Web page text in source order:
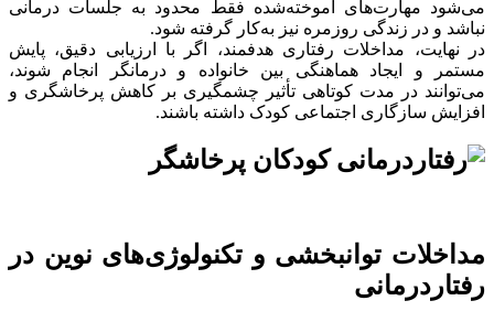
می‌شود مهارت‌های آموخته‌شده فقط محدود به جلسات درمانی
نباشد و در زندگی روزمره نیز به‌کار گرفته شود.
در نهایت، مداخلات رفتاری هدفمند، اگر با ارزیابی دقیق، پایش
مستمر و ایجاد هماهنگی بین خانواده و درمانگر انجام شوند،
می‌توانند در مدت کوتاهی تأثیر چشمگیری بر کاهش پرخاشگری و
افزایش سازگاری اجتماعی کودک داشته باشند.
مداخلات توانبخشی و تکنولوژی‌های نوین در
رفتاردرمانی